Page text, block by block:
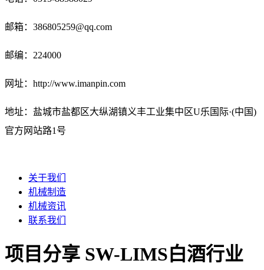
邮箱： 386805259@qq.com
邮编：224000
网址：http://www.imanpin.com
地址：盐城市盐都区大纵湖镇义丰工业集中区U乐国际·(中国)
官方网站路1号
关于我们
机械制造
机械资讯
联系我们
项目分享 SW-LIMS白酒行业